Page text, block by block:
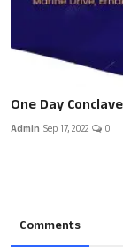
One Day
Admin Sep 17, 2022 0
Comments